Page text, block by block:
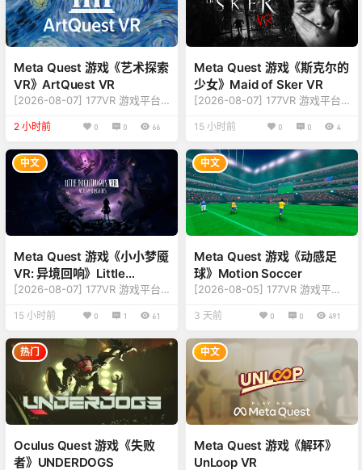
Meta Quest 游戏《艺术探索
VR》ArtQuest VR
[2026-08-07] 177VR 游戏平台
5.7.73 【更新】：修复更新内
称】：ArtQuest VR 【类型】：
旅游探索、学习、创造力 【平
台】：Quest 2、Quest Pro、Q
uest 3、Quest 3S（一体机版
本） 【联机】：单人离线 【大
小】：224MB 【刷新】：90Hz
2 小时前 0 0 66
Meta Quest 游戏《斯克尔的
少女》Maid of Sker VR
[2026-08-07] 177VR 游戏平台
本v1.19.23.11 【更新】：修复更
【名称】：Maid of Sker VR
【类型】：冒险、生存 【平
台】：Quest 2、Quest Pro、Q
uest 3、Quest 3S（一体机版
本） 【联机】：单人离线 【大
小】：2.5GB 【刷新】：90Hz
15 小时前 0 0 4
中文
Meta Quest 游戏《小小梦魇
VR: 异境回响》Little
Nightmares VR
[2026-08-07] 177VR 游戏平台
R 版本v1.0.31.27 【版本】：修复
称】：Little Nightmares VR
【类型】：冒险、故事、益智
【平台】：Quest 2、Quest Pr
o、Quest 3、Quest 3S（一体
机版本） 【联机】：单人离线
【大小】：7.2GB 【刷新】：90
15 小时前 0 1 61
中文
Meta Quest 游戏《动感足
球》Motion Soccer
[2026-08-05] 177VR 游戏平台
v1.18.49.542 【版本】：修复更
称】：Motion Soccer 【类
型】：运动、模拟、趣味 【平
台】：Quest 2、Quest Pro、Q
uest 3、Quest 3S（一体机版
本） 【联机】：单人离线 【大
小】：398MB 【刷新】：90Hz
3 天前 0 0 491
热门
Oculus Quest 游戏《失败
者》UNDERDOGS
中文
Meta Quest 游戏《解环》
UnLoop VR